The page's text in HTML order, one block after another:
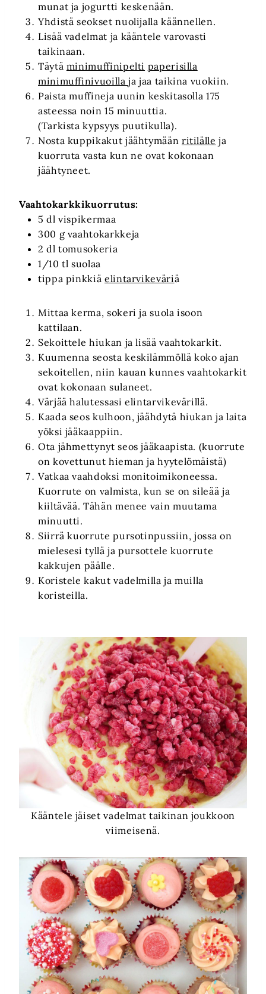
munat ja jogurtti keskenään.
Yhdistä seokset nuolijalla käännellen.
Lisää vadelmat ja kääntele varovasti
taikinaan.
Täytä minimuffinipelti paperisilla
minimuffinivuoillaja jaa taikina vuokiin.
Paista muffineja uunin keskitasolla 175
asteessa noin 15 minuuttia.
(Tarkista kypsyys puutikulla).
Nosta kuppikakut jäähtymään ritilälle ja
kuorruta vasta kun ne ovat kokonaan
jäähtyneet.
Vaahtokarkkikuorrutus:
5 dl vispikermaa
300 g vaahtokarkkeja
2 dl tomusokeria
1/10 tl suolaa
tippa pinkkiä elintarvikeväriä
Mittaa kerma, sokeri ja suola isoon
kattilaan.
Sekoittele hiukan ja lisää vaahtokarkit.
Kuumenna seosta keskilämmöllä koko ajan
sekoitellen, niin kauan kunnes vaahtokarkit
ovat kokonaan sulaneet.
Värjää halutessasi elintarvikevärillä.
Kaada seos kulhoon, jäähdytä hiukan ja laita
yöksi jääkaappiin.
Ota jähmettynyt seos jääkaapista. (kuorrute
on kovettunut hieman ja hyytelömäistä)
Vatkaa vaahdoksi monitoimikoneessa.
Kuorrute on valmista, kun se on sileää ja
kiiltävää. Tähän menee vain muutama
minuutti.
Siirrä kuorrute pursotinpussiin, jossa on
mielesesi tyllä ja pursottele kuorrute
kakkujen päälle.
Koristele kakut vadelmilla ja muilla
koristeilla.
Kääntele jäiset vadelmat taikinan joukkoon
viimeisenä.